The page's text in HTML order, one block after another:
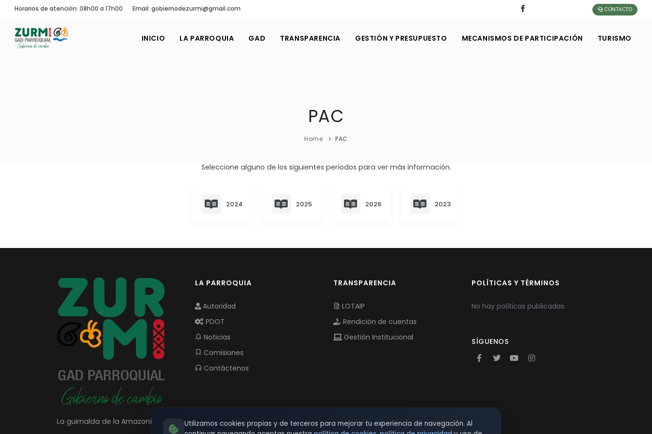
Horarios de atención: 08h00 a 17h00 Email: gobiernodezurmi@gmail.com CONTACTO
INICIO LA PARROQUIA GAD TRANSPARENCIA GESTIÓN Y PRESUPUESTO MECANISMOS DE PARTICIPACIÓN TURISMO
PAC
Home PAC
Seleccione alguno de los siguientes períodos para ver más información.
2024 2025 2026 2023
La guirnalda de la Amazonía
LA PARROQUIA
Autoridad
PDOT
Noticias
Comisiones
Contáctenos
TRANSPARENCIA
LOTAIP
Rendición de cuentas
Gestión Institucional
POLÍTICAS Y TÉRMINOS
No hay políticas publicadas.
SÍGUENOS
Utilizamos cookies propias y de terceros para mejorar tu experiencia de navegación. Al